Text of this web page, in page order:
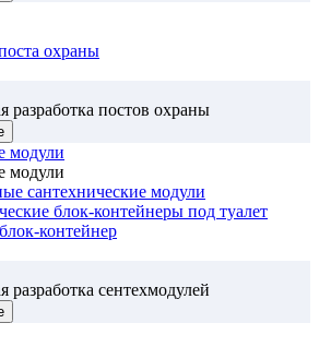
охраны
разработка постов охраны
модули
модули
сантехнические модули
блок-контейнеры под туалет
контейнер
разработка сентехмодулей